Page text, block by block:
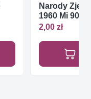
Narody
1960 Mi 90-
2,00 zł